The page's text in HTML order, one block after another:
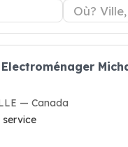
— Canada
service